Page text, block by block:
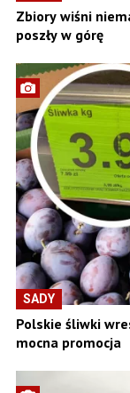
Zbiory wiśni
poszły w górę
SADY
Polskie śliwki
mocna promocja